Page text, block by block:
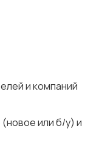
и компаний
или б/у) и